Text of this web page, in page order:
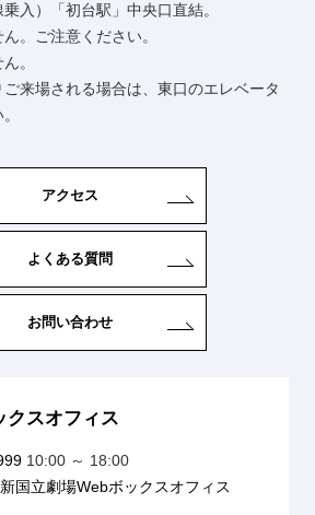
入）「初台駅」中央口直結。
。ご注意ください。
。
来場される場合は、東口のエレベータ
アクセス
よくある質問
お問い合わせ
クスオフィス
10:00 ～ 18:00
新国立劇場Webボックスオフィス